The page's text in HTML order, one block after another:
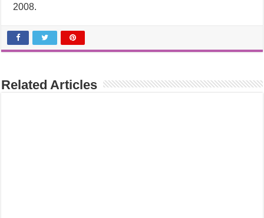
2008.
Related Articles